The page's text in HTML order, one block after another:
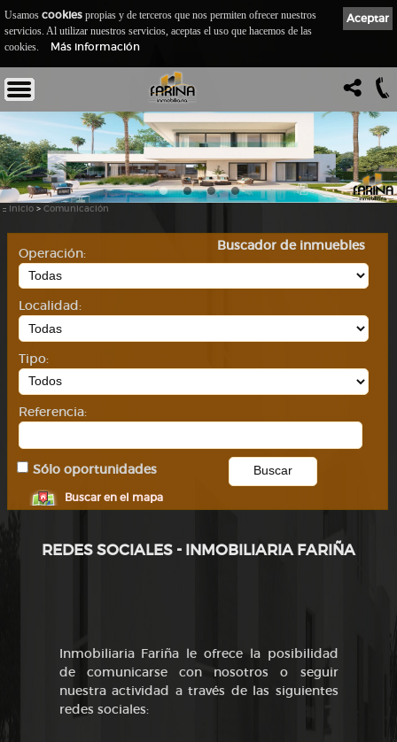
:: Inicio > Comunicación
Buscador de inmuebles
Operación:
Localidad:
Tipo:
Referencia:
Sólo oportunidades
Buscar en el mapa
REDES SOCIALES - INMOBILIARIA FARIÑA
Inmobiliaria Fariña le ofrece la posibilidad
de comunicarse con nosotros o seguir
nuestra actividad a través de las siguientes
redes sociales:
Aceptar
Usamos cookies propias y de terceros que nos permiten ofrecer nuestros
servicios. Al utilizar nuestros servicios, aceptas el uso que hacemos de las
cookies.
Más información